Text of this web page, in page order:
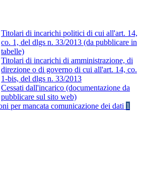
Titolari di incarichi politici di cui all'art. 14,
co. 1, del dlgs n. 33/2013 (da pubblicare in
tabelle)
Titolari di incarichi di amministrazione, di
direzione o di governo di cui all'art. 14, co.
1-bis, del dlgs n. 33/2013
Cessati dall'incarico (documentazione da
pubblicare sul sito web)
per mancata comunicazione dei dati 1